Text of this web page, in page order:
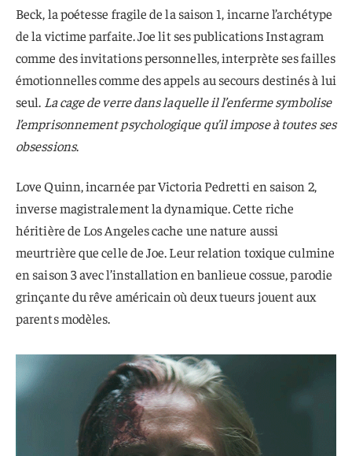
Beck, la poétesse fragile de la saison 1, incarne l’archétype
de la victime parfaite. Joe lit ses publications Instagram
comme des invitations personnelles, interprète ses failles
émotionnelles comme des appels au secours destinés à lui
seul. La cage de verre dans laquelle il l’enferme symbolise
l’emprisonnement psychologique qu’il impose à toutes ses
obsessions.
Love Quinn, incarnée par Victoria Pedretti en saison 2,
inverse magistralement la dynamique. Cette riche
héritière de Los Angeles cache une nature aussi
meurtrière que celle de Joe. Leur relation toxique culmine
en saison 3 avec l’installation en banlieue cossue, parodie
grinçante du rêve américain où deux tueurs jouent aux
parents modèles.